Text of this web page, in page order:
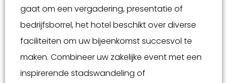
gaat om een vergadering, presentatie of
bedrijfsborrel, het hotel beschikt over diverse
faciliteiten om uw bijeenkomst succesvol te
maken. Combineer uw zakelijke event met een
inspirerende stadswandeling of